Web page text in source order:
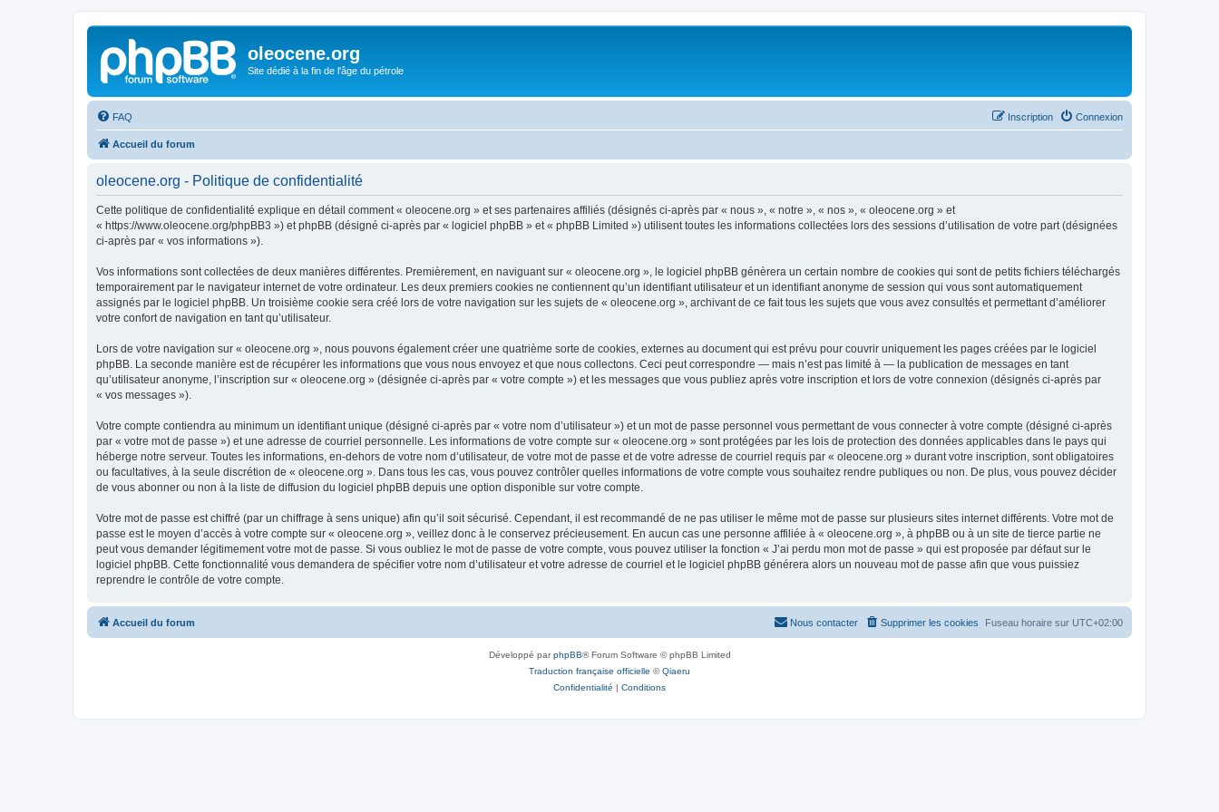
oleocene.org
Site dédié à la fin de l'âge du pétrole
FAQ Connexion
Inscription
Accueil du forum
oleocene.org - Politique de confidentialité
Cette politique de confidentialité explique en détail comment « oleocene.org » et ses partenaires affiliés (désignés ci-après par « nous », « notre », « nos », « oleocene.org » et
« https://www.oleocene.org/phpBB3 ») et phpBB (désigné ci-après par « logiciel phpBB » et « phpBB Limited ») utilisent toutes les informations collectées lors des sessions d’utilisation de votre part (désignées
ci-après par « vos informations »).
Vos informations sont collectées de deux manières différentes. Premièrement, en naviguant sur « oleocene.org », le logiciel phpBB génèrera un certain nombre de cookies qui sont de petits fichiers téléchargés
temporairement par le navigateur internet de votre ordinateur. Les deux premiers cookies ne contiennent qu’un identifiant utilisateur et un identifiant anonyme de session qui vous sont automatiquement
assignés par le logiciel phpBB. Un troisième cookie sera créé lors de votre navigation sur les sujets de « oleocene.org », archivant de ce fait tous les sujets que vous avez consultés et permettant d’améliorer
votre confort de navigation en tant qu’utilisateur.
Lors de votre navigation sur « oleocene.org », nous pouvons également créer une quatrième sorte de cookies, externes au document qui est prévu pour couvrir uniquement les pages créées par le logiciel
phpBB. La seconde manière est de récupérer les informations que vous nous envoyez et que nous collectons. Ceci peut correspondre — mais n’est pas limité à — la publication de messages en tant
qu’utilisateur anonyme, l’inscription sur « oleocene.org » (désignée ci-après par « votre compte ») et les messages que vous publiez après votre inscription et lors de votre connexion (désignés ci-après par
« vos messages »).
Votre compte contiendra au minimum un identifiant unique (désigné ci-après par « votre nom d’utilisateur ») et un mot de passe personnel vous permettant de vous connecter à votre compte (désigné ci-après
par « votre mot de passe ») et une adresse de courriel personnelle. Les informations de votre compte sur « oleocene.org » sont protégées par les lois de protection des données applicables dans le pays qui
héberge notre serveur. Toutes les informations, en-dehors de votre nom d’utilisateur, de votre mot de passe et de votre adresse de courriel requis par « oleocene.org » durant votre inscription, sont obligatoires
ou facultatives, à la seule discrétion de « oleocene.org ». Dans tous les cas, vous pouvez contrôler quelles informations de votre compte vous souhaitez rendre publiques ou non. De plus, vous pouvez décider
de vous abonner ou non à la liste de diffusion du logiciel phpBB depuis une option disponible sur votre compte.
Votre mot de passe est chiffré (par un chiffrage à sens unique) afin qu’il soit sécurisé. Cependant, il est recommandé de ne pas utiliser le même mot de passe sur plusieurs sites internet différents. Votre mot de
passe est le moyen d’accès à votre compte sur « oleocene.org », veillez donc à le conservez précieusement. En aucun cas une personne affiliée à « oleocene.org », à phpBB ou à un site de tierce partie ne
peut vous demander légitimement votre mot de passe. Si vous oubliez le mot de passe de votre compte, vous pouvez utiliser la fonction « J’ai perdu mon mot de passe » qui est proposée par défaut sur le
logiciel phpBB. Cette fonctionnalité vous demandera de spécifier votre nom d’utilisateur et votre adresse de courriel et le logiciel phpBB générera alors un nouveau mot de passe afin que vous puissiez
reprendre le contrôle de votre compte.
Accueil du forum Fuseau horaire sur UTC+02:00
Supprimer les cookies
Nous contacter
Développé parphpBB® Forum Software © phpBB Limited
Traduction française officielle ©Qiaeru
Confidentialité | Conditions